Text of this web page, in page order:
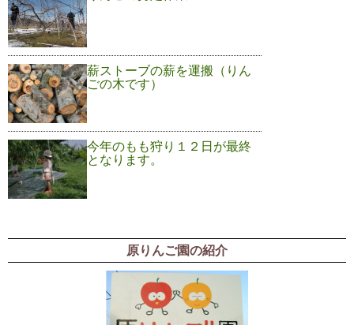
薪ストーブの薪を運搬（りん
ごの木です）
今年のもも狩り１２日が最終
となります。
原りんご園の紹介